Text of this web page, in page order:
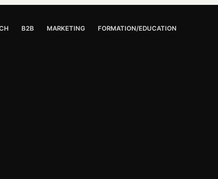
B2B MARKETING FORMATION/EDUCATION